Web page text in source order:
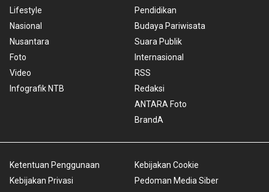
Lifestyle
Nasional
Nusantara
Foto
Video
Infografik NTB
Pendidikan
Budaya Pariwisata
Suara Publik
Internasional
RSS
Redaksi
ANTARA Foto
BrandA
Ketentuan Penggunaan
Kebijakan Privasi
Kebijakan Cookie
Pedoman Media Siber